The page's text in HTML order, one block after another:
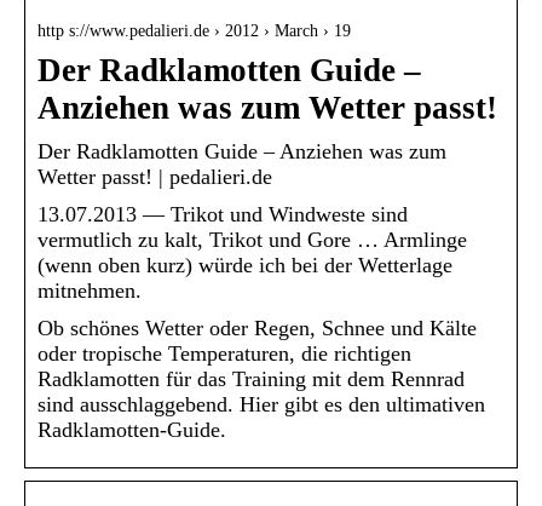
http s://www.pedalieri.de › 2012 › March › 19
Der Radklamotten Guide –
Anziehen was zum Wetter passt!
Der Radklamotten Guide – Anziehen was zum
Wetter passt! | pedalieri.de
13.07.2013 — Trikot und Windweste sind
vermutlich zu kalt, Trikot und Gore … Armlinge
(wenn oben kurz) würde ich bei der Wetterlage
mitnehmen.
Ob schönes Wetter oder Regen, Schnee und Kälte
oder tropische Temperaturen, die richtigen
Radklamotten für das Training mit dem Rennrad
sind ausschlaggebend. Hier gibt es den ultimativen
Radklamotten-Guide.